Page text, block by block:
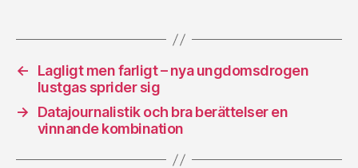
←
Lagligt men farligt – nya ungdomsdrogen
lustgas sprider sig
→
Datajournalistik och bra berättelser en
vinnande kombination